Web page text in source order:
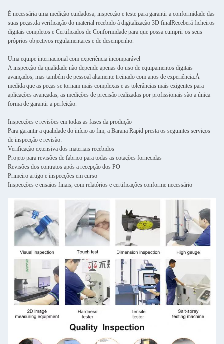
É necessária uma medição cuidadosa, inspecção e teste para garantir a conformidade das
suas peças.da verificação do material recebido à digitalização 3D finalReceberá ficheiros
digitais completos e Certificados de Conformidade para que possa cumprir os seus
próprios objectivos regulamentares e de desempenho.
Uma equipe internacional com experiência incomparável
A inspecção da qualidade não depende apenas do uso de equipamentos digitais
avançados, mas também de pessoal altamente treinado com anos de experiência.À
medida que as peças se tornam mais complexas e as tolerâncias mais exigentes para
aplicações avançadas, as medições de precisão realizadas por profissionais são a única
forma de garantir a perfeição.
Inspecções e revisões em todas as fases da produção
Para garantir a qualidade do início ao fim, a Barana Rapid presta os seguintes serviços
de inspecção e revisão:
Verificação extensiva dos materiais recebidos
Projeto para revisões de fabrico para todas as cotações fornecidas
Revisões dos contratos após a recepção dos PO
Primeiro artigo e inspecções em curso
Inspecções e ensaios finais, com relatórios e certificações conforme necessário